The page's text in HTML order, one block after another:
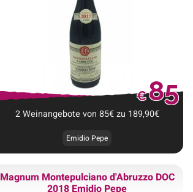
€85
2Weinangebote von 85€zu 189,90€
Emidio Pepe
Magnum Montepulciano d'Abruzzo DOC
2018 Emidio Pepe